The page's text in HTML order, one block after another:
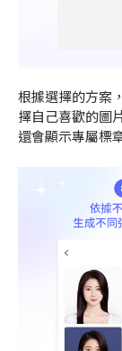
根據選擇的方案
擇自己喜歡的圖
還會顯示專屬標